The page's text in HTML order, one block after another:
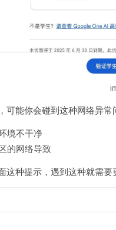
可能你会碰到这种网络异常
境不干净
的网络导致
这种提示，遇到这种就需要